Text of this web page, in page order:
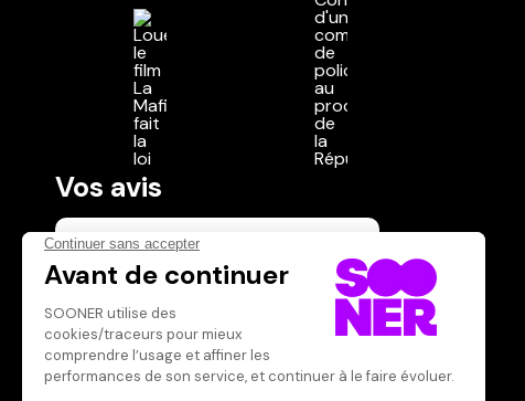
Vos avis
Donnez votre avis
Votre note
Votre commentaire
Il faut vous connecter pour
publier un avis